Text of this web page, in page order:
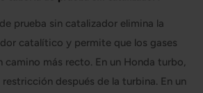
prueba sin catalizador elimina la
catalítico y permite que los gases
camino más recto. En un Honda turbo,
después de la turbina. En un